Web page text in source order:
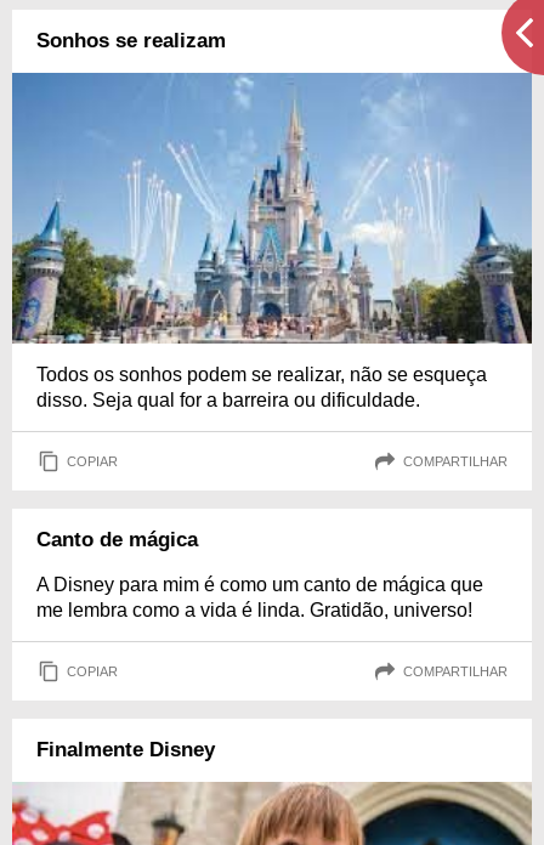
Sonhos se realizam
Todos os sonhos podem se realizar, não se esqueça
disso. Seja qual for a barreira ou dificuldade.
COPIAR COMPARTILHAR
Canto de mágica
A Disney para mim é como um canto de mágica que
me lembra como a vida é linda. Gratidão, universo!
COPIAR COMPARTILHAR
Finalmente Disney